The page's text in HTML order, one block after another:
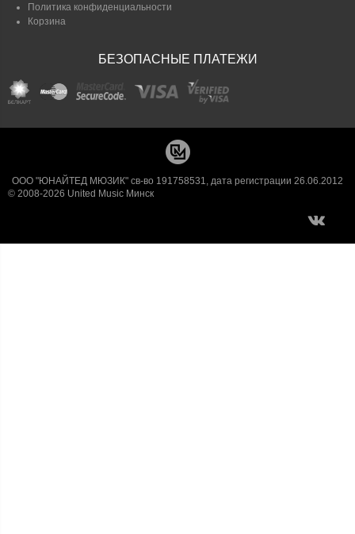
Политика конфиденциальности
Корзина
БЕЗОПАСНЫЕ ПЛАТЕЖИ
ООО "ЮНАЙТЕД МЮЗИК" св-во 191758531, дата регистрации 26.06.2012
© 2008-2026 United Music Минск